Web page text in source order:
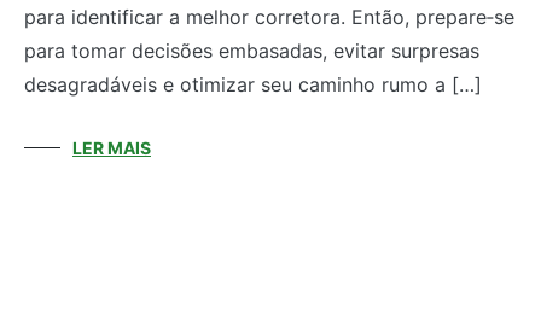
para identificar a melhor corretora. Então, prepare‑se
para tomar decisões embasadas, evitar surpresas
desagradáveis e otimizar seu caminho rumo a […]
LER MAIS